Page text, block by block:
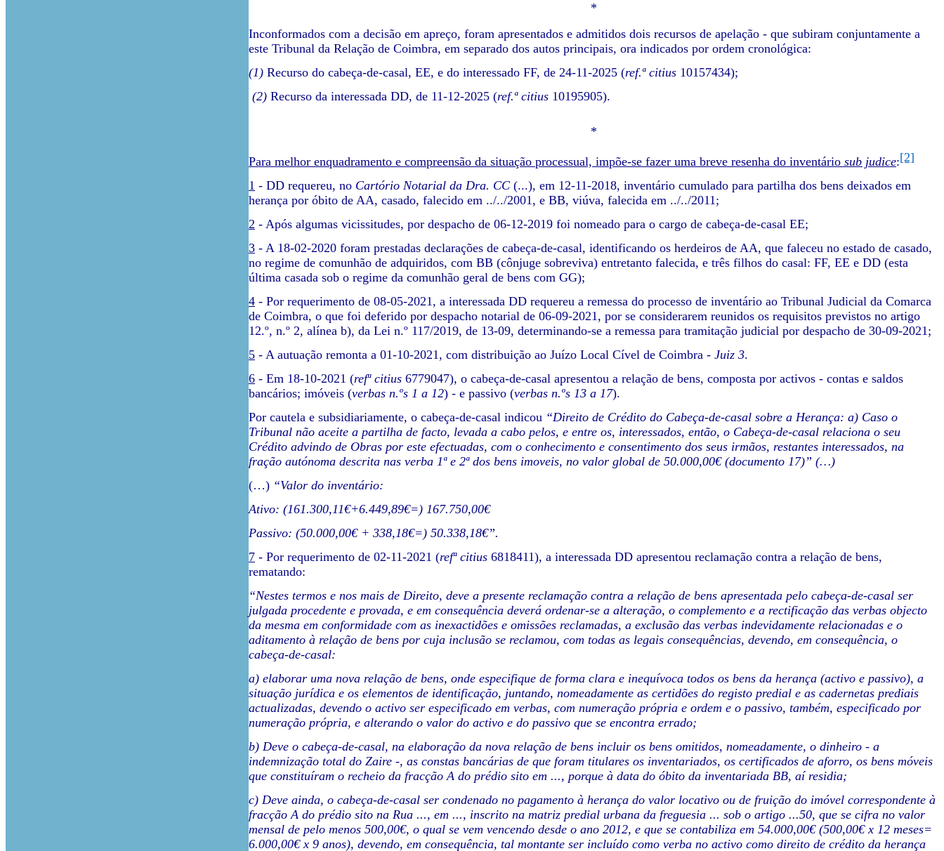
*
Inconformados com a decisão em apreço, foram apresentados e admitidos dois recursos de apelação - que subiram conjuntamente a
este Tribunal da Relação de Coimbra, em separado dos autos principais, ora indicados por ordem cronológica:
(1) Recurso do cabeça-de-casal, EE, e do interessado FF, de 24-11-2025 (ref.ª citius 10157434);
(2) Recurso da interessada DD, de 11-12-2025 (ref.ª citius 10195905).
*
Para melhor enquadramento e compreensão da situação processual, impõe-se fazer uma breve resenha do inventário sub judice:[2]
1 - DD requereu, no Cartório Notarial da Dra. CC (...), em 12-11-2018, inventário cumulado para partilha dos bens deixados em
herança por óbito de AA, casado, falecido em ../../2001, e BB, viúva, falecida em ../../2011;
2 - Após algumas vicissitudes, por despacho de 06-12-2019 foi nomeado para o cargo de cabeça-de-casal EE;
3 - A 18-02-2020 foram prestadas declarações de cabeça-de-casal, identificando os herdeiros de AA, que faleceu no estado de casado,
no regime de comunhão de adquiridos, com BB (cônjuge sobreviva) entretanto falecida, e três filhos do casal: FF, EE e DD (esta
última casada sob o regime da comunhão geral de bens com GG);
4 - Por requerimento de 08-05-2021, a interessada DD requereu a remessa do processo de inventário ao Tribunal Judicial da Comarca
de Coimbra, o que foi deferido por despacho notarial de 06-09-2021, por se considerarem reunidos os requisitos previstos no artigo
12.º, n.º 2, alínea b), da Lei n.º 117/2019, de 13-09, determinando-se a remessa para tramitação judicial por despacho de 30-09-2021;
5 - A autuação remonta a 01-10-2021, com distribuição ao Juízo Local Cível de Coimbra - Juiz 3.
6 - Em 18-10-2021 (refª citius 6779047), o cabeça-de-casal apresentou a relação de bens, composta por activos - contas e saldos
bancários; imóveis (verbas n.ºs 1 a 12) - e passivo (verbas n.ºs 13 a 17).
Por cautela e subsidiariamente, o cabeça-de-casal indicou “Direito de Crédito do Cabeça-de-casal sobre a Herança: a) Caso o
Tribunal não aceite a partilha de facto, levada a cabo pelos, e entre os, interessados, então, o Cabeça-de-casal relaciona o seu
Crédito advindo de Obras por este efectuadas, com o conhecimento e consentimento dos seus irmãos, restantes interessados, na
fração autónoma descrita nas verba 1ª e 2ª dos bens imoveis, no valor global de 50.000,00€ (documento 17)” (…)
(…) “Valor do inventário:
Ativo: (161.300,11€+6.449,89€=) 167.750,00€
Passivo: (50.000,00€ + 338,18€=) 50.338,18€”.
7 - Por requerimento de 02-11-2021 (refª citius 6818411), a interessada DD apresentou reclamação contra a relação de bens,
rematando:
“Nestes termos e nos mais de Direito, deve a presente reclamação contra a relação de bens apresentada pelo cabeça-de-casal ser
julgada procedente e provada, e em consequência deverá ordenar-se a alteração, o complemento e a rectificação das verbas objecto
da mesma em conformidade com as inexactidões e omissões reclamadas, a exclusão das verbas indevidamente relacionadas e o
aditamento à relação de bens por cuja inclusão se reclamou, com todas as legais consequências, devendo, em consequência, o
cabeça-de-casal:
a) elaborar uma nova relação de bens, onde especifique de forma clara e inequívoca todos os bens da herança (activo e passivo), a
situação jurídica e os elementos de identificação, juntando, nomeadamente as certidões do registo predial e as cadernetas prediais
actualizadas, devendo o activo ser especificado em verbas, com numeração própria e ordem e o passivo, também, especificado por
numeração própria, e alterando o valor do activo e do passivo que se encontra errado;
b) Deve o cabeça-de-casal, na elaboração da nova relação de bens incluir os bens omitidos, nomeadamente, o dinheiro - a
indemnização total do Zaire -, as constas bancárias de que foram titulares os inventariados, os certificados de aforro, os bens móveis
que constituíram o recheio da fracção A do prédio sito em ..., porque à data do óbito da inventariada BB, aí residia;
c) Deve ainda, o cabeça-de-casal ser condenado no pagamento à herança do valor locativo ou de fruição do imóvel correspondente à
fracção A do prédio sito na Rua ..., em ..., inscrito na matriz predial urbana da freguesia ... sob o artigo ...50, que se cifra no valor
mensal de pelo menos 500,00€, o qual se vem vencendo desde o ano 2012, e que se contabiliza em 54.000,00€ (500,00€ x 12 meses=
6.000,00€ x 9 anos), devendo, em consequência, tal montante ser incluído como verba no activo como direito de crédito da herança